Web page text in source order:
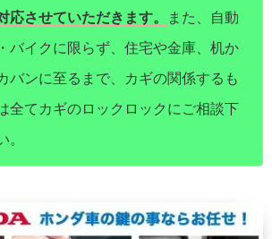
応させていただきます。
また、自動
バイクに限らず、住宅や金庫、机か
バンに至るまで、カギの関係するも
全てカギのロックロックにご相談下
。